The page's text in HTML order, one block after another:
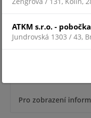
Pro zobrazení
ATKM s.r.o. -
Jundrovská 1303 / 43,